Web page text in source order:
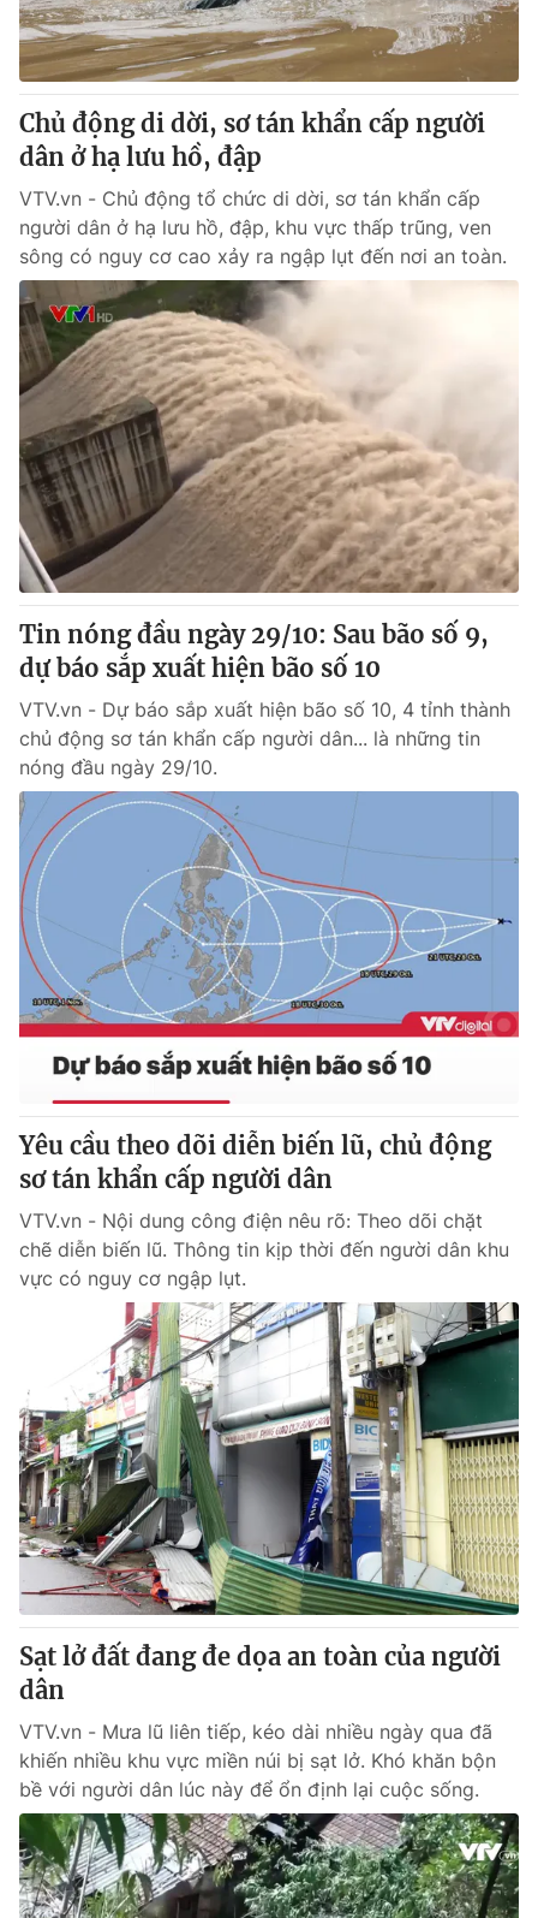
Chủ động di dời, sơ tán khẩn cấp người
dân ở hạ lưu hồ, đập
VTV.vn - Chủ động tổ chức di dời, sơ tán khẩn cấp
người dân ở hạ lưu hồ, đập, khu vực thấp trũng, ven
sông có nguy cơ cao xảy ra ngập lụt đến nơi an toàn.
Tin nóng đầu ngày 29/10: Sau bão số 9,
dự báo sắp xuất hiện bão số 10
VTV.vn - Dự báo sắp xuất hiện bão số 10, 4 tỉnh thành
chủ động sơ tán khẩn cấp người dân... là những tin
nóng đầu ngày 29/10.
Yêu cầu theo dõi diễn biến lũ, chủ động
sơ tán khẩn cấp người dân
VTV.vn - Nội dung công điện nêu rõ: Theo dõi chặt
chẽ diễn biến lũ. Thông tin kịp thời đến người dân khu
vực có nguy cơ ngập lụt.
Sạt lở đất đang đe dọa an toàn của người
dân
VTV.vn - Mưa lũ liên tiếp, kéo dài nhiều ngày qua đã
khiến nhiều khu vực miền núi bị sạt lở. Khó khăn bộn
bề với người dân lúc này để ổn định lại cuộc sống.